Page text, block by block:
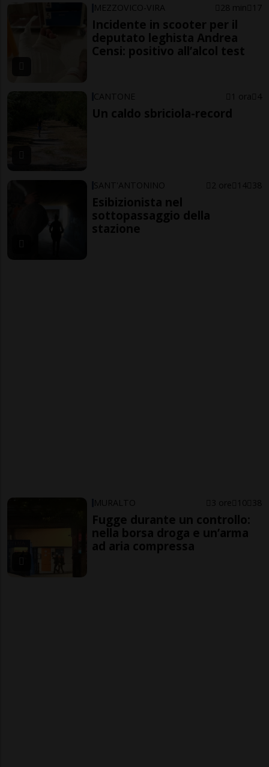
MEZZOVICO-VIRA 28 min 17
Incidente in scooter per il
deputato leghista Andrea
Censi: positivo all’alcol test
CANTONE 1 ora 4
Un caldo sbriciola-record
SANT'ANTONINO 2 ore 14 38
Esibizionista nel
sottopassaggio della
stazione
MURALTO 3 ore 10 38
Fugge durante un controllo:
nella borsa droga e un’arma
ad aria compressa